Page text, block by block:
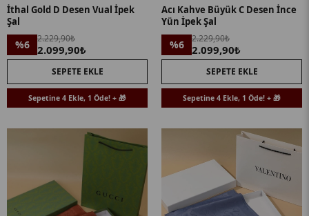
İthal Gold D Desen Vual İpek
Şal
%6 2.229,90₺
2.099,90₺
SEPETE EKLE
Sepetine 4 Ekle, 1 Öde! + 🎁
Acı Kahve Büyük C Desen İnce
Yün İpek Şal
%6 2.229,90₺
2.099,90₺
SEPETE EKLE
Sepetine 4 Ekle, 1 Öde! + 🎁